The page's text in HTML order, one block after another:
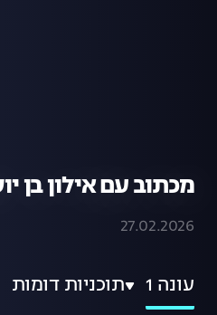
מכתוב עם אילון בן
27.02.2026
עונה 1 תוכניות דומות